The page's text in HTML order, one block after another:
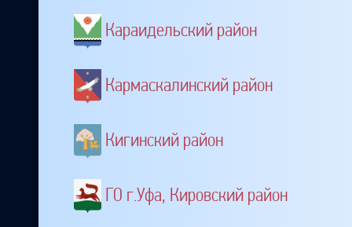
Караидельский район
Кармаскалинский район
Кигинский район
ГО г.Уфа, Кировский район